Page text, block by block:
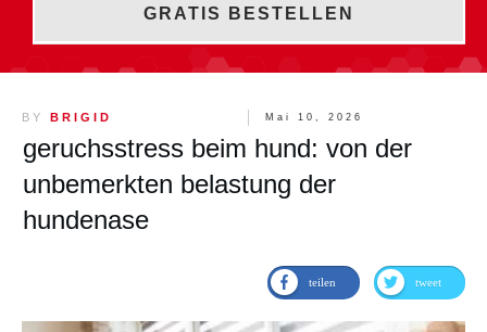
GRATIS BESTELLEN
BY BRIGID Mai 10, 2026
geruchsstress beim hund: von der
unbemerkten belastung der
hundenase
teilen tweet